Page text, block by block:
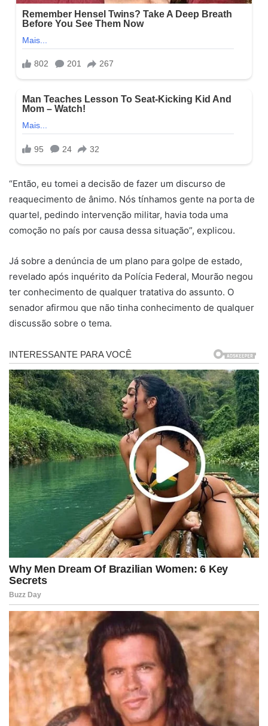
“Então, eu tomei a decisão de fazer um discurso de
reaquecimento de ânimo. Nós tínhamos gente na porta de
quartel, pedindo intervenção militar, havia toda uma
comoção no país por causa dessa situação”, explicou.
Já sobre a denúncia de um plano para golpe de estado,
revelado após inquérito da Polícia Federal, Mourão negou
ter conhecimento de qualquer tratativa do assunto. O
senador afirmou que não tinha conhecimento de qualquer
discussão sobre o tema.